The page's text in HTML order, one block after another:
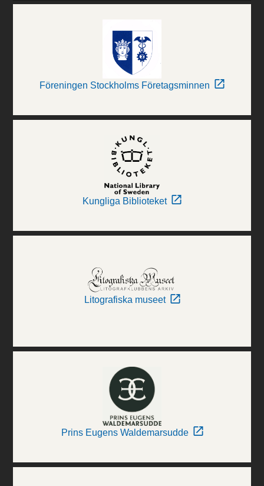
Föreningen Stockholms Företagsminnen
Kungliga Biblioteket
Litografiska museet
Prins Eugens Waldemarsudde